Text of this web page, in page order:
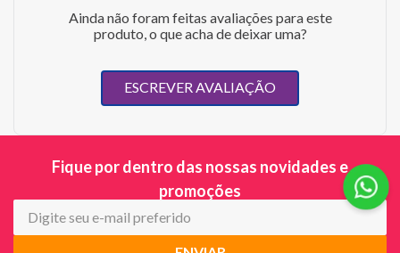
Ainda não foram feitas avaliações para este
produto, o que acha de deixar uma?
ESCREVER AVALIAÇÃO
Fique por dentro das nossas novidades e
promoções